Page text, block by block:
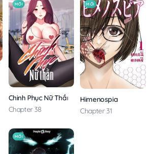
Senior
MỚI
Chinh Phục Nữ Thần
Chapter 38
MỚI
Himenospia
Chapter 31
MỚI